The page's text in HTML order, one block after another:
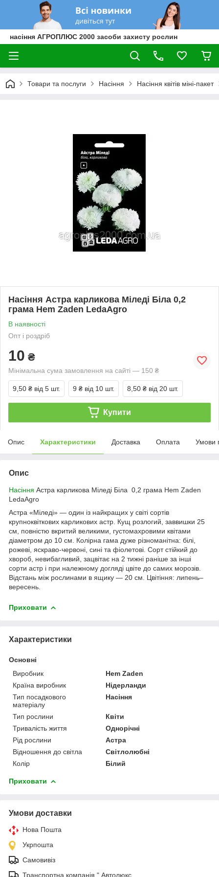
насіння АГРОПЛЮС 2000 засоби захисту рослин
Товари та послуги Насіння Насіння квітів міні-пакет
Насіння Астра карликова Міледі Біла 0,2
грама Hem Zaden LedaAgro
В наявності
Опт і роздріб
10 ₴
Мінімальна сума замовлення на сайті — 150 ₴
9,50 ₴ від 5 шт. 9 ₴ від 10 шт. 8,50 ₴ від 20 шт.
Купити
Опис Характеристики Доставка Оплата Умови
Опис
Насіння Астра карликова Міледі Біла 0,2 грама Hem Zaden
LedaAgro
Астра «Міледі» — один із найкращих у світі сортів
крупноквіткових карликових астр. Кущ розлогий, заввишки 25
см, повністю вкритий великими, густомахровими квітами
діаметром до 10 см. Колірна гама дуже різноманітна: білі,
рожеві, яскраво-червоні, сині та фіолетові. Сорт стійкий до
хвороб, невибагливий, зацвітає на 2 тижні раніше за інші
сорти астр і при належному догляді цвіте до самих морозів.
Відстань між рослинами в ящику — 20 см. Цвітіння: липень–
вересень.
Приховати
Характеристики
Основні
Виробник
Hem Zaden
Країна виробник
Нідерланди
Тип посадкового
матеріалу
Насіння
Тип рослини
Квіти
Тривалість життя
Однорічні
Рід рослини
Астра
Відношення до світла
Світлолюбні
Колір
Білий
Приховати
Умови доставки
Нова Пошта
Укрпошта
Самовивіз
Транспортна компанія " Автолюкс